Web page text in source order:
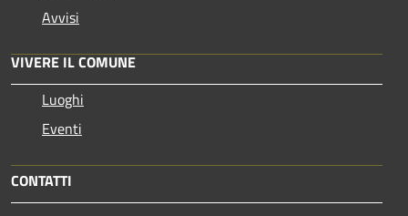
Avvisi
VIVERE IL COMUNE
Luoghi
Eventi
CONTATTI